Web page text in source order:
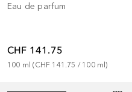
Eau de parfum
CHF 141.75
100 ml (CHF 141.75 / 100 ml)